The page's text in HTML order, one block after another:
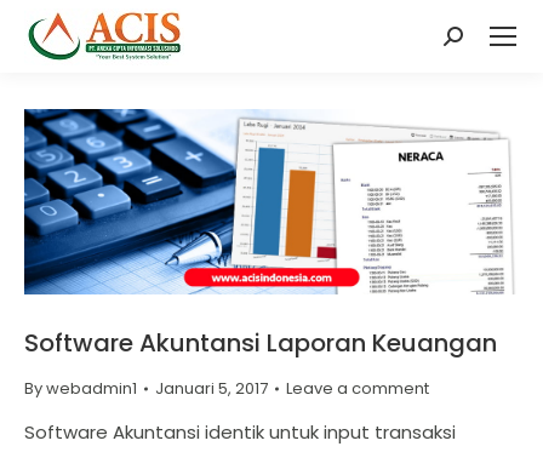
Search:
Software Akuntansi Laporan Keuangan
Bywebadmin1 Januari 5, 2017 Leave a comment
Software Akuntansi identik untuk input transaksi